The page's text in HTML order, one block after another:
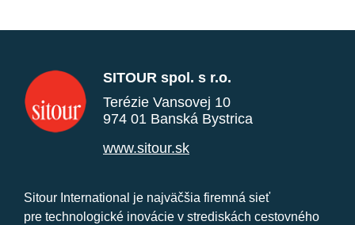
SITOUR spol. s r.o.
Terézie Vansovej 10
974 01 Banská Bystrica
www.sitour.sk
Sitour International je najväčšia firemná sieť
pre technologické inovácie v strediskách cestovného